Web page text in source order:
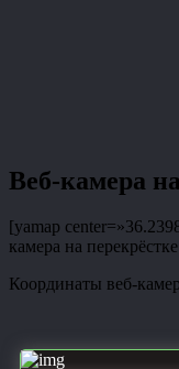
Веб-камера
[yamap
камера на
Координаты веб-